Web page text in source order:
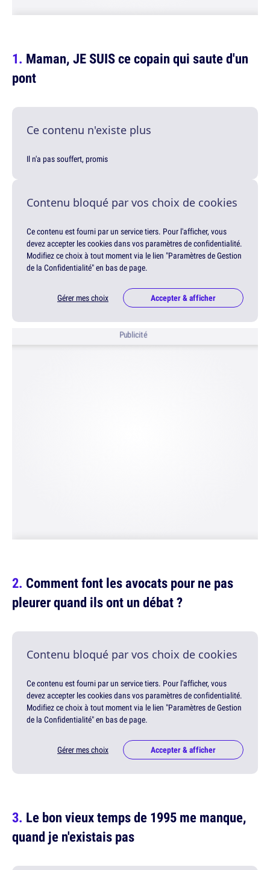
Maman, JE SUIS ce copain qui saute d'un
pont
Ce contenu n'existe plus
Il n'a pas souffert, promis
Contenu bloqué par vos choix de cookies
Ce contenu est fourni par un service tiers. Pour l'afficher, vous
devez accepter les cookies dans vos paramètres de confidentialité.
Modifiez ce choix à tout moment via le lien "Paramètres de Gestion
de la Confidentialité" en bas de page.
Gérer mes choix Accepter & afficher
Publicité
Comment font les avocats pour ne pas
pleurer quand ils ont un débat ?
Contenu bloqué par vos choix de cookies
Ce contenu est fourni par un service tiers. Pour l'afficher, vous
devez accepter les cookies dans vos paramètres de confidentialité.
Modifiez ce choix à tout moment via le lien "Paramètres de Gestion
de la Confidentialité" en bas de page.
Gérer mes choix Accepter & afficher
Le bon vieux temps de 1995 me manque,
quand je n'existais pas